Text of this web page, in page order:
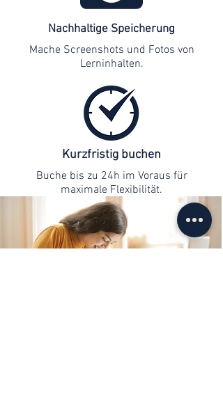
Nachhaltige Speicherung
Mache Screenshots und Fotos von
Lerninhalten.
Kurzfristig buchen
Buche bis zu 24h im Voraus für
maximale Flexibilität.